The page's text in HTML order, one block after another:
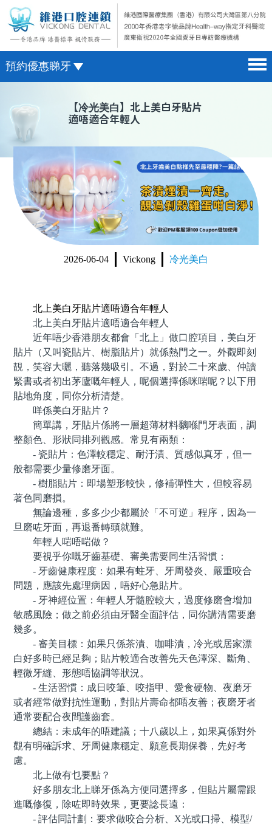
預約優惠睇牙
醫院簡介 hospital introduction
醫生介紹 doctor introduction
醫療新聞 medical news
種植牙 dental implant
箍牙 orthodontics
收費標準 change standard
微信預約
WhatsApp預約
【冷光美白】北上美白牙貼片
適唔適合年輕人
2026-06-04 Vickong 冷光美白
北上美白牙貼片適唔適合年輕人
北上美白牙貼片適唔適合年輕人
近年唔少香港朋友都會「北上」做口腔項目，美白牙
貼片（又叫瓷貼片、樹脂貼片）就係熱門之一。外觀即刻
靚，笑容大曬，聽落幾吸引。不過，對於二十來歲、仲讀
緊書或者初出茅廬嘅年輕人，呢個選擇係咪啱呢？以下用
貼地角度，同你分析清楚。
咩係美白牙貼片？
簡單講，牙貼片係將一層超薄材料黐喺門牙表面，調
整顏色、形狀同排列觀感。常見有兩類：
- 瓷貼片：色澤較穩定、耐汙漬、質感似真牙，但一
般都需要少量修磨牙面。
- 樹脂貼片：即場塑形較快，修補彈性大，但較容易
著色同磨損。
無論邊種，多多少少都屬於「不可逆」程序，因為一
旦磨咗牙面，再退番轉頭就難。
年輕人啱唔啱做？
要視乎你嘅牙齒基礎、審美需要同生活習慣：
- 牙齒健康程度：如果有蛀牙、牙周發炎、嚴重咬合
問題，應該先處理病因，唔好心急貼片。
- 牙神經位置：年輕人牙髓腔較大，過度修磨會增加
敏感風險；做之前必須由牙醫全面評估，同你講清需要磨
幾多。
- 審美目標：如果只係茶漬、咖啡漬，冷光或居家漂
白好多時已經足夠；貼片較適合改善先天色澤深、斷角、
輕微牙縫、形態唔協調等狀況。
- 生活習慣：成日咬筆、咬指甲、愛食硬物、夜磨牙
或者經常做對抗性運動，對貼片壽命都唔友善；夜磨牙者
通常要配合夜間護齒套。
總結：未成年的唔建議；十八歲以上，如果真係對外
觀有明確訴求、牙周健康穩定、願意長期保養，先好考
慮。
北上做有乜要點？
好多朋友北上睇牙係為方便同選擇多，但貼片屬需跟
進嘅修復，除咗即時效果，更要諗長遠：
- 評估同計劃：要求做咬合分析、X光或口掃、模型/